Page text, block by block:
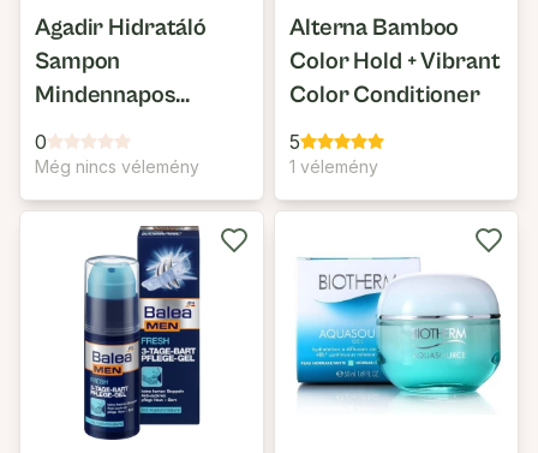
Agadir Hidratáló
Sampon
Mindennapos
Használatra
0
Még nincs vélemény
Alterna Bamboo
Color Hold + Vibrant
Color Conditioner
5
1 vélemény